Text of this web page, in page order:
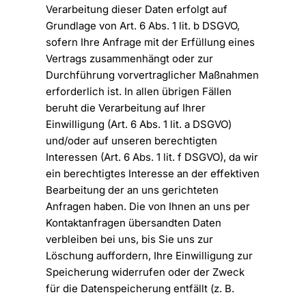
Verarbeitung dieser Daten erfolgt auf
Grundlage von Art. 6 Abs. 1 lit. b DSGVO,
sofern Ihre Anfrage mit der Erfüllung eines
Vertrags zusammenhängt oder zur
Durchführung vorvertraglicher Maßnahmen
erforderlich ist. In allen übrigen Fällen
beruht die Verarbeitung auf Ihrer
Einwilligung (Art. 6 Abs. 1 lit. a DSGVO)
und/oder auf unseren berechtigten
Interessen (Art. 6 Abs. 1 lit. f DSGVO), da wir
ein berechtigtes Interesse an der effektiven
Bearbeitung der an uns gerichteten
Anfragen haben. Die von Ihnen an uns per
Kontaktanfragen übersandten Daten
verbleiben bei uns, bis Sie uns zur
Löschung auffordern, Ihre Einwilligung zur
Speicherung widerrufen oder der Zweck
für die Datenspeicherung entfällt (z. B.